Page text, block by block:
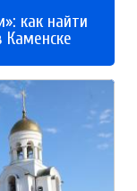
как найти
Каменске